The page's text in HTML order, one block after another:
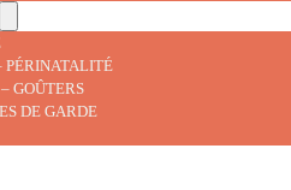
PÉRINATALITÉ
GOÛTERS
DE GARDE